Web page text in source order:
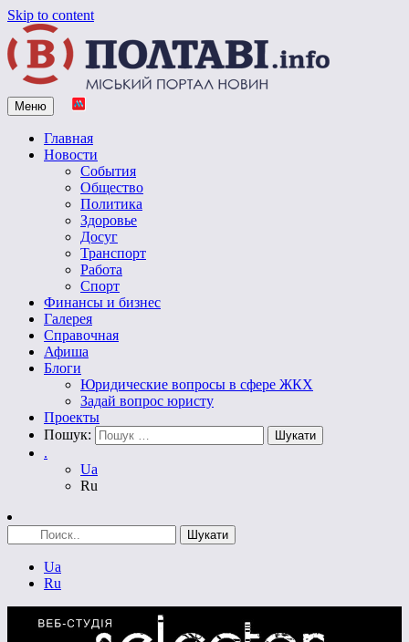
Skip to content
Vpoltave.info
Полтавский портал новостей
Меню
Главная
Новости
События
Общество
Политика
Здоровье
Досуг
Транспорт
Работа
Спорт
Финансы и бизнес
Галерея
Справочная
Афиша
Блоги
Юридические вопросы в сфере ЖКХ
Задай вопрос юристу
Проекты
Пошук:
.
Ua
Ru
Ua
Ru